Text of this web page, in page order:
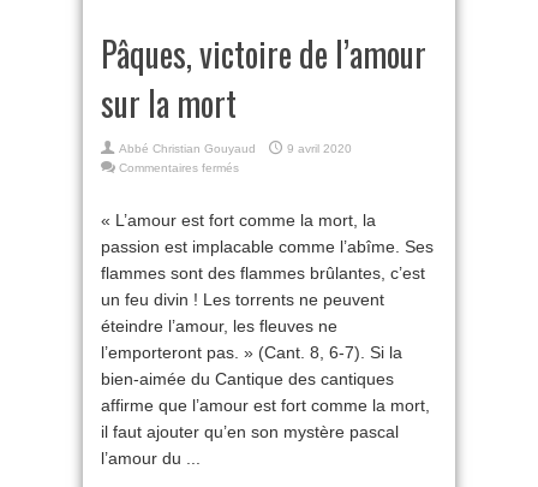
Pâques, victoire de l’amour
sur la mort
Abbé Christian Gouyaud
9 avril 2020
Commentaires fermés
de
l’amour
la
mort
« L’amour est fort comme la mort, la
passion est implacable comme l’abîme. Ses
flammes sont des flammes brûlantes, c’est
un feu divin ! Les torrents ne peuvent
éteindre l’amour, les fleuves ne
l’emporteront pas. » (Cant. 8, 6-7). Si la
bien-aimée du Cantique des cantiques
affirme que l’amour est fort comme la mort,
il faut ajouter qu’en son mystère pascal
l’amour du ...